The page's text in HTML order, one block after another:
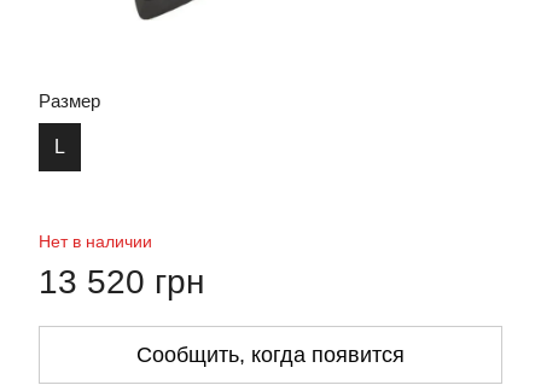
Размер
L
Нет в наличии
13 520 грн
Сообщить, когда появится